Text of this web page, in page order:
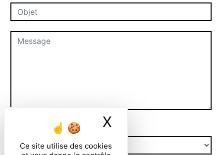
Ce site utilise des cookies
X
Combien font trois plus quatre